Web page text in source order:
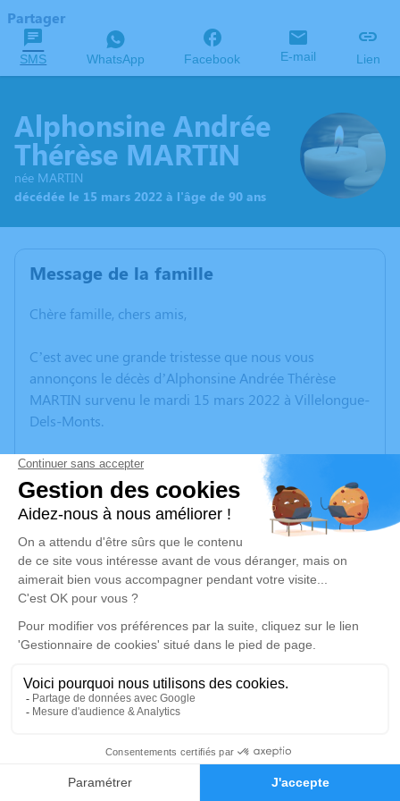
Faire-part Hommages
Partager
SMS WhatsApp Facebook E-mail Lien
Alphonsine Andrée
Thérèse MARTIN
née MARTIN
décédée le 15 mars 2022 à l'âge de 90 ans
Message de la famille
Chère famille, chers amis,
C’est avec une grande tristesse que nous vous
annonçons le décès d’Alphonsine Andrée Thérèse
MARTIN survenu le mardi 15 mars 2022 à Villelongue-
Dels-Monts.
Nous vous invitons à utiliser cet espace pour laisser
vos condoléances, partager des photos souvenirs, une
anecdote ou exprimer vos pensées à travers des
poèmes ou des textes. Cet endroit est un lieu
d'expression dédié à honorer la mémoire d’Alphonsine
Andrée Thérèse MARTIN.
disponible ici .
Je rends hommage
mardi 22 mars 2022 à 10h30
Ofc de Canet-en-Roussillon